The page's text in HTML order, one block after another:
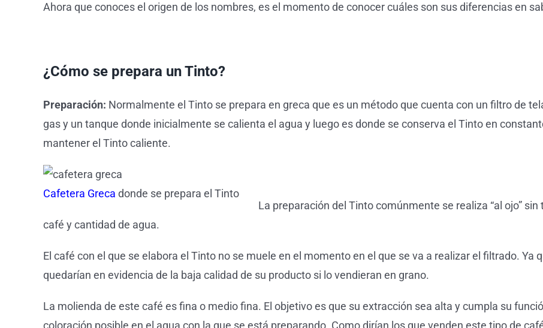
Ahora que conoces el origen de los nombres, es el momento de conocer cuáles son sus diferencias en
¿Cómo se prepara un Tinto?
Preparación: Normalmente el Tinto se prepara en greca que es un método que cuenta con un filtro de
gas y un tanque donde inicialmente se calienta el agua y luego es donde se conserva el Tinto en
mantener el Tinto caliente.
Cafetera Greca donde se prepara el Tinto
La preparación del Tinto comúnmente se realiza “al ojo”
café y cantidad de agua.
El café con el que se elabora el Tinto no se muele en el momento en el que se va a realizar el filtrado. Ya
quedarían en evidencia de la baja calidad de su producto si lo vendieran en grano.
La molienda de este café es fina o medio fina. El objetivo es que su extracción sea alta y cumpla su
coloración posible en el agua con la que se está preparando. Como dirían los que venden este tipo de